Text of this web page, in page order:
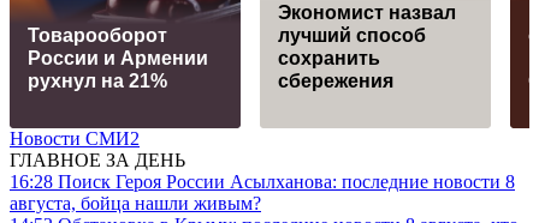
Товарооборот
России и Армении
рухнул на 21%
Экономист назвал
лучший способ
сохранить
сбережения
Новости СМИ2
ГЛАВНОЕ ЗА ДЕНЬ
16:28 Поиск Героя России Асылханова: последние новости 8
августа, бойца нашли живым?